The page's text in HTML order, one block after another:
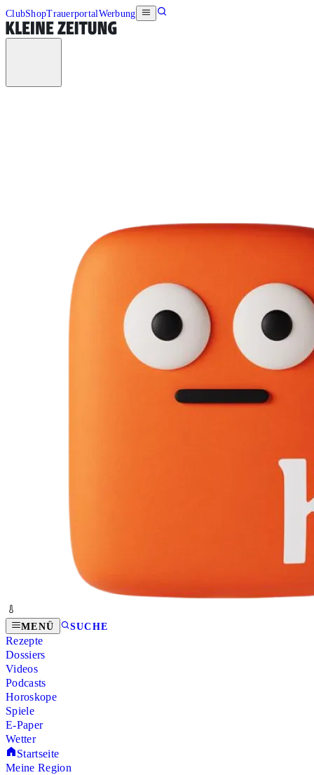
ClubShopTrauerportalWerbung
MENÜ SUCHE
Rezepte
Dossiers
Videos
Podcasts
Horoskope
Spiele
E-Paper
Wetter
Startseite
Meine Region